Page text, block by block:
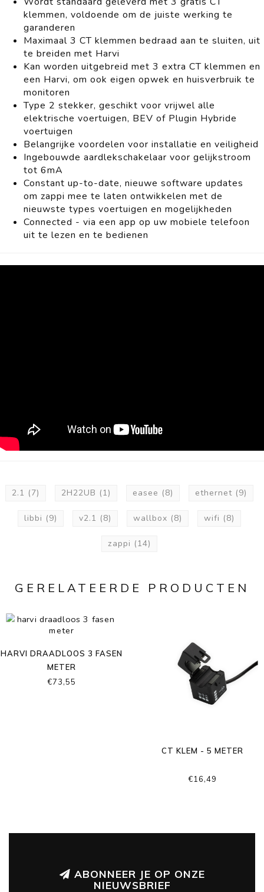
klemmen, voldoende om de juiste werking te
garanderen
Maximaal 3 CT klemmen bedraad aan te sluiten, uit
te breiden met Harvi
Kan worden uitgebreid met 3 extra CT klemmen en
een Harvi, om ook eigen opwek en huisverbruik te
monitoren
Type 2 stekker, geschikt voor vrijwel alle
elektrische voertuigen, BEV of Plugin Hybride
voertuigen
Belangrijke voordelen voor installatie en veiligheid
Ingebouwde aardlekschakelaar voor gelijkstroom
tot 6mA
Constant up-to-date, nieuwe software updates
om zappi mee te laten ontwikkelen met de
nieuwste types voertuigen en mogelijkheden
Connected - via een app op uw mobiele telefoon
uit te lezen en te bedienen
2.1 (7) 2H22UB (1) easee (8) ethernet (9)
libbi (9) v2.1 (8) wallbox (8) wifi (8)
zappi (14)
GERELATEERDE PRODUCTEN
HARVI DRAADLOOS 3 FASEN
METER
€73,55
CT KLEM - 5 METER
€16,49
ABONNEER JE OP ONZE
NIEUWSBRIEF